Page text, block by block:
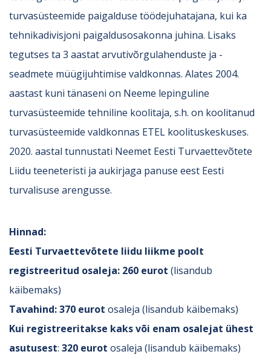
turvasüsteemide paigalduse töödejuhatajana, kui ka
tehnikadivisjoni paigaldusosakonna juhina. Lisaks
tegutses ta 3 aastat arvutivõrgulahenduste ja -
seadmete müügijuhtimise valdkonnas. Alates 2004.
aastast kuni tänaseni on Neeme lepinguline
turvasüsteemide tehniline koolitaja, s.h. on koolitanud
turvasüsteemide valdkonnas ETEL koolituskeskuses.
2020. aastal tunnustati Neemet Eesti Turvaettevõtete
Liidu teeneteristi ja aukirjaga panuse eest Eesti
turvalisuse arengusse.
Hinnad:
Eesti Turvaettevõtete liidu liikme poolt
registreeritud osaleja: 260 eurot (lisandub
käibemaks)
Tavahind:370 eurot osaleja (lisandub käibemaks)
Kui registreeritakse kaks või enam osalejat ühest
asutusest: 320 eurot osaleja (lisandub käibemaks)